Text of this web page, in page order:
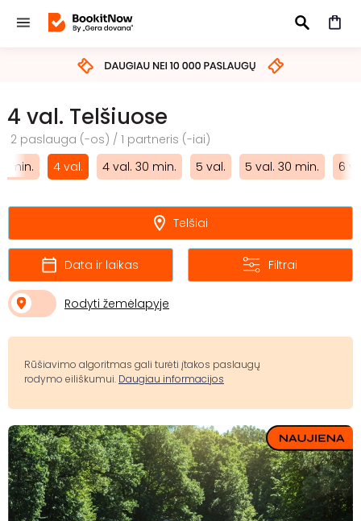
IEŠKOTI
4 val. Telšiuose
2 paslauga (-os) / 1 partneris (-iai)
4 val. 4 val. 30 min. 5 val. 5 val. 30 min. 6
Telšiai
Data ir laikas Filtrai
Rodyti žemėlapyje
Rūšiavimo algoritmas gali turėti įtakos paslaugų
rodymo eiliškumui. Daugiau informacijos